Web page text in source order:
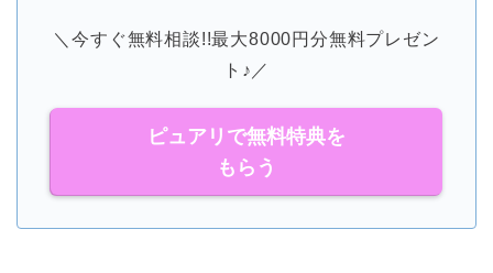
＼今すぐ無料相談!!最大8000円分無料プレゼン
ト♪／
ピュアリで無料特典を
もらう